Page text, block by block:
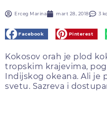
Erceg Marina mart 28, 2018 3
Facebook Pinterest
Kokosov orah je plod
tropskim krajevima,
Indijskog okeana. Ali je
svetu. Sazreva i